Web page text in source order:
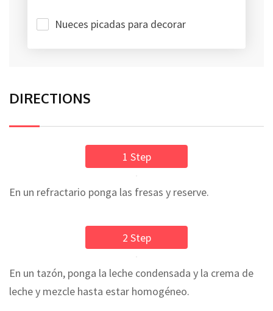
Nueces picadas para decorar
DIRECTIONS
1 Step
En un refractario ponga las fresas y reserve.
2 Step
En un tazón, ponga la leche condensada y la crema de
leche y mezcle hasta estar homogéneo.